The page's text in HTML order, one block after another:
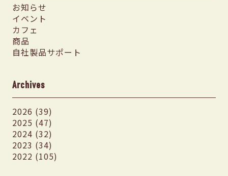
お知らせ
イベント
カフェ
商品
自社製品サポート
Archives
2026 (39)
2025 (47)
2024 (32)
2023 (34)
2022 (105)